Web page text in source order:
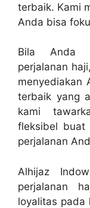
terbaik. Kami
Anda bisa
Bila Anda
perjalanan
menyediakan
terbaik yang
kami
fleksibel buat
perjalanan
Alhijaz
perjalanan
loyalitas pada